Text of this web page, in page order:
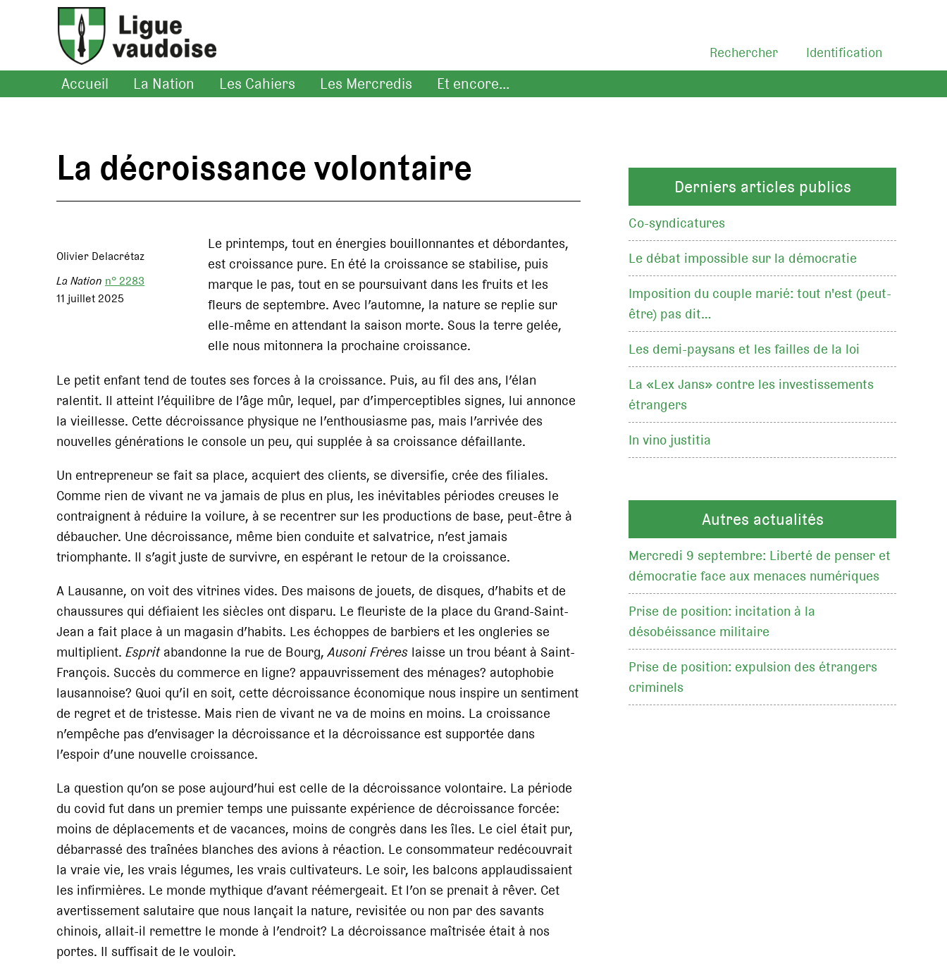
Identification
Rechercher
Accueil La Nation Les Cahiers Les Mercredis Et encore...
La décroissance volontaire
Olivier Delacrétaz
La Nation n° 2283
11 juillet 2025
Le printemps, tout en énergies bouillonnantes et débordantes,
est croissance pure. En été la croissance se stabilise, puis
marque le pas, tout en se poursuivant dans les fruits et les
fleurs de septembre. Avec l’automne, la nature se replie sur
elle-même en attendant la saison morte. Sous la terre gelée,
elle nous mitonnera la prochaine croissance.
Le petit enfant tend de toutes ses forces à la croissance. Puis, au fil des ans, l’élan
ralentit. Il atteint l’équilibre de l’âge mûr, lequel, par d’imperceptibles signes, lui annonce
la vieillesse. Cette décroissance physique ne l’enthousiasme pas, mais l’arrivée des
nouvelles générations le console un peu, qui supplée à sa croissance défaillante.
Un entrepreneur se fait sa place, acquiert des clients, se diversifie, crée des filiales.
Comme rien de vivant ne va jamais de plus en plus, les inévitables périodes creuses le
contraignent à réduire la voilure, à se recentrer sur les productions de base, peut-être à
débaucher. Une décroissance, même bien conduite et salvatrice, n’est jamais
triomphante. Il s’agit juste de survivre, en espérant le retour de la croissance.
A Lausanne, on voit des vitrines vides. Des maisons de jouets, de disques, d’habits et de
chaussures qui défiaient les siècles ont disparu. Le fleuriste de la place du Grand-Saint-
Jean a fait place à un magasin d’habits. Les échoppes de barbiers et les ongleries se
multiplient. Espritabandonne la rue de Bourg,Ausoni Frères laisse un trou béant à Saint-
François. Succès du commerce en ligne? appauvrissement des ménages? autophobie
lausannoise? Quoi qu’il en soit, cette décroissance économique nous inspire un sentiment
de regret et de tristesse. Mais rien de vivant ne va de moins en moins. La croissance
n’empêche pas d’envisager la décroissance et la décroissance est supportée dans
l’espoir d’une nouvelle croissance.
La question qu’on se pose aujourd’hui est celle de la décroissance volontaire. La période
du covid fut dans un premier temps une puissante expérience de décroissance forcée:
moins de déplacements et de vacances, moins de congrès dans les îles. Le ciel était pur,
débarrassé des traînées blanches des avions à réaction. Le consommateur redécouvrait
la vraie vie, les vrais légumes, les vrais cultivateurs. Le soir, les balcons applaudissaient
les infirmières. Le monde mythique d’avant réémergeait. Et l’on se prenait à rêver. Cet
avertissement salutaire que nous lançait la nature, revisitée ou non par des savants
chinois, allait-il remettre le monde à l’endroit? La décroissance maîtrisée était à nos
portes. Il suffisait de le vouloir.
Derniers articles publics
Co-syndicatures
Le débat impossible sur la démocratie
Imposition du couple marié: tout n'est (peut-
être) pas dit…
Les demi-paysans et les failles de la loi
La «Lex Jans» contre les investissements
étrangers
In vino justitia
Autres actualités
Mercredi 9 septembre: Liberté de penser et
démocratie face aux menaces numériques
Prise de position: incitation à la
désobéissance militaire
Prise de position: expulsion des étrangers
criminels